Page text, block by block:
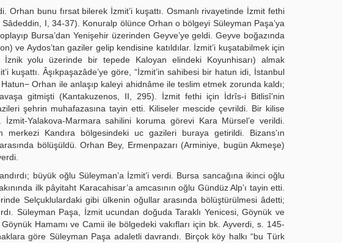
Orhan bunu fırsat bilerek İzmit’i kuşattı. Osmanlı rivayetinde İzmit fethi
I, 34-37). Konuralp ölünce Orhan o bölgeyi Süleyman Paşa’ya
Bursa’dan Yenişehir üzerinden Geyve’ye geldi. Geyve boğazında
ve Aydos’tan gaziler gelip kendisine katıldılar. İzmit’i kuşatabilmek için
yolu üzerinde bir tepede Kaloyan elindeki Koyunhisarı) almak
Âşıkpaşazâde’ye göre, “İzmit’in sahibesi bir hatun idi, İstanbul
Orhan ile anlaşıp kaleyi ahidnâme ile teslim etmek zorunda kaldı;
gitmişti (Kantakuzenos, II, 295). İzmit fethi için İdrîs-i Bitlisî’nin
şehrin muhafazasına tayin etti. Kiliseler mescide çevrildi. Bir kilise
Yalakova-Marmara sahilini koruma görevi Kara Mürsel’e verildi.
merkezi Kandıra bölgesindeki uc gazileri buraya getirildi. Bizans’ın
bölüşüldü. Orhan Bey, Ermenpazarı (Arminiye, bugün Akmeşe)
büyük oğlu Süleyman’a İzmit’i verdi. Bursa sancağına ikinci oğlu
ilk pâyitaht Karacahisar’a amcasının oğlu Gündüz Alp’ı tayin etti.
Selçuklulardaki gibi ülkenin oğullar arasında bölüştürülmesi âdetti;
Süleyman Paşa, İzmit ucundan doğuda Taraklı Yenicesi, Göynük ve
Hamamı ve Camii ile bölgedeki vakıfları için bk. Ayverdi, s. 145-
göre Süleyman Paşa adaletli davrandı. Birçok köy halkı “bu Türk